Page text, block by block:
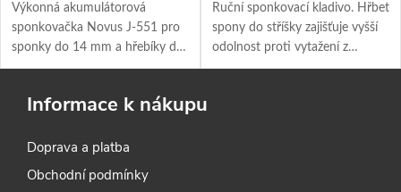
Výkonná akumulátorová
sponkovačka Novus J-551 pro
sponky do 14 mm a hřebíky do
16 mm. Funkce rychlé palby (3
partnery CAS (Cordless Alliance
stavbě i v dílně.
Ruční sponkovací kladivo. Hřbet
spony do stříšky zajišťuje vyšší
odolnost proti vytažení z
materiálu.
Informace k nákupu
Doprava a platba
Obchodní podmínky